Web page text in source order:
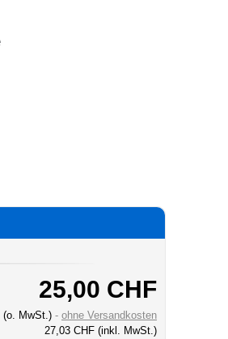
25,00 CHF
(o. MwSt.)
ohne Versandkosten
27,03 CHF (inkl. MwSt.)